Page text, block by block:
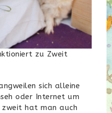
zu Zweit
sich alleine
oder Internet um
zweit hat man auch